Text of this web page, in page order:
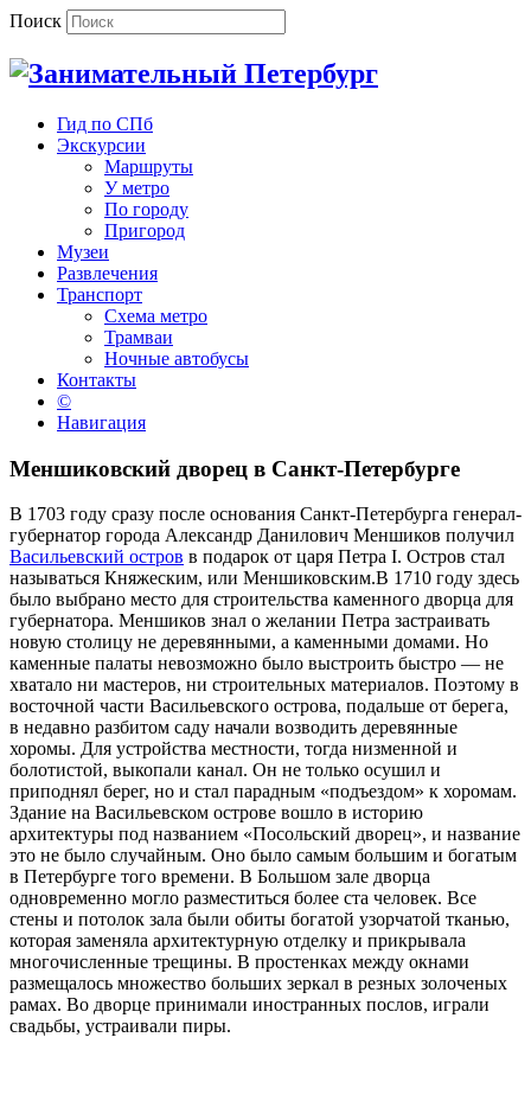
Поиск
Гид по СПб
Экскурсии
Маршруты
У метро
По городу
Пригород
Музеи
Развлечения
Транспорт
Схема метро
Трамваи
Ночные автобусы
Контакты
©
Навигация
Меншиковский дворец в Санкт-Петербурге
В 1703 году сразу после основания Санкт-Петербурга генерал-
губернатор города Александр Данилович Меншиков получил
Васильевский остров в подарок от царя Петра I. Остров стал
называться Княжеским, или Меншиковским.В 1710 году здесь
было выбрано место для строительства каменного дворца для
губернатора. Меншиков знал о желании Петра застраивать
новую столицу не деревянными, а каменными домами. Но
каменные палаты невозможно было выстроить быстро — не
хватало ни мастеров, ни строительных материалов. Поэтому в
восточной части Васильевского острова, подальше от берега,
в недавно разбитом саду начали возводить деревянные
хоромы. Для устройства местности, тогда низменной и
болотистой, выкопали канал. Он не только осушил и
приподнял берег, но и стал парадным «подъездом» к хоромам.
Здание на Васильевском острове вошло в историю
архитектуры под названием «Посольский дворец», и название
это не было случайным. Оно было самым большим и богатым
в Петербурге того времени. В Большом зале дворца
одновременно могло разместиться более ста человек. Все
стены и потолок зала были обиты богатой узорчатой тканью,
которая заменяла архитектурную отделку и прикрывала
многочисленные трещины. В простенках между окнами
размещалось множество больших зеркал в резных золоченых
рамах. Во дворце принимали иностранных послов, играли
свадьбы, устраивали пиры.